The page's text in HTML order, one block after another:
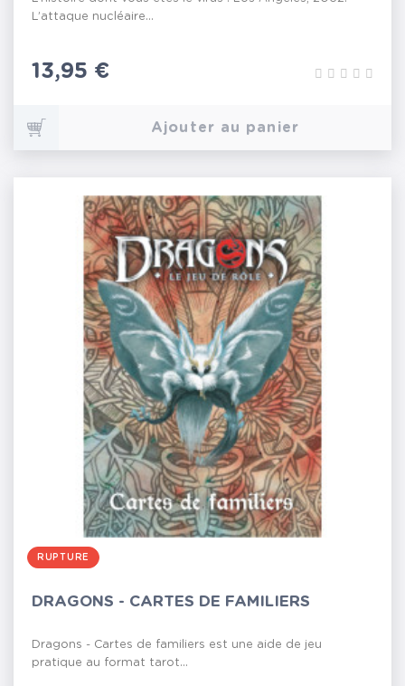
L’attaque nucléaire...
Prix
13,95 €
Ajouter au panier
RUPTURE
DRAGONS - CARTES DE FAMILIERS
Dragons - Cartes de familiers est une aide de jeu
pratique au format tarot...